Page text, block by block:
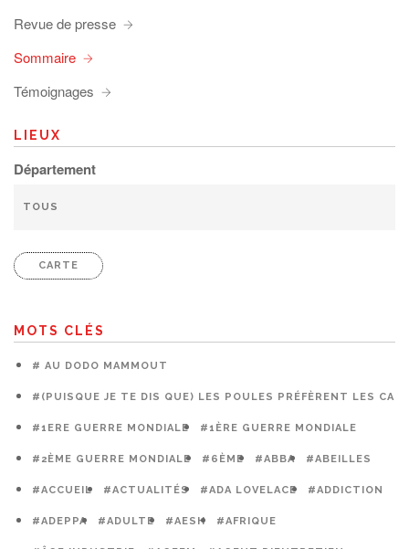
Revue de presse
Sommaire
Témoignages
LIEUX
Département
CARTE
MOTS CLÉS
# AU DODO MAMMOUT
#(PUISQUE JE TE DIS QUE) LES POULES PRÉFÈRENT LES
#1ERE GUERRE MONDIALE #1ÈRE GUERRE MONDIALE
#2ÈME GUERRE MONDIALE #6ÈME #ABBA #ABEILLES
#ACCUEIL #ACTUALITÉS #ADA LOVELACE #ADDICTION
#ADEPPA #ADULTE #AESH #AFRIQUE